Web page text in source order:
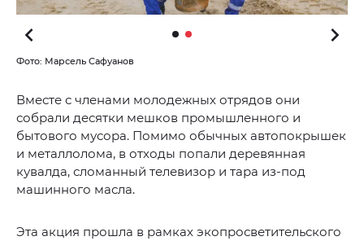
Фото: Марсель Сафуанов
Вместе с членами молодежных отрядов они
собрали десятки мешков промышленного и
бытового мусора. Помимо обычных автопокрышек
и металлолома, в отходы попали деревянная
кувалда, сломанный телевизор и тара из-под
машинного масла.
Эта акция прошла в рамках экопросветительского